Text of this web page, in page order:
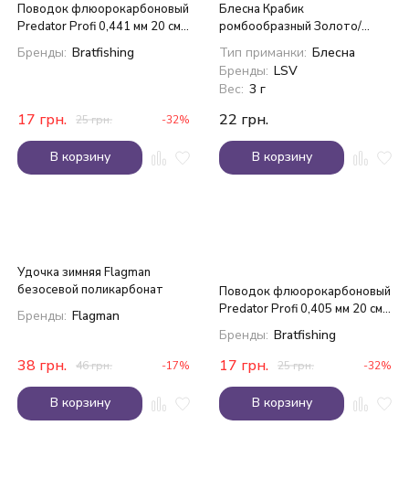
Поводок флюорокарбоновый
Predator Profi 0,441 мм 20 см
9 кг
Бренды: Bratfishing
17 грн. 25грн. -32%
В корзину
Блесна Крабик
ромбообразный Золото/
Красный 3,0см
Тип приманки: Блесна
Бренды: LSV
Вес: 3 г
22 грн.
В корзину
Удочка зимняя Flagman
безосевой поликарбонат
Бренды: Flagman
38 грн. 46грн. -17%
В корзину
Поводок флюорокарбоновый
Predator Profi 0,405 мм 20 см
7.7 кг
Бренды: Bratfishing
17 грн. 25грн. -32%
В корзину